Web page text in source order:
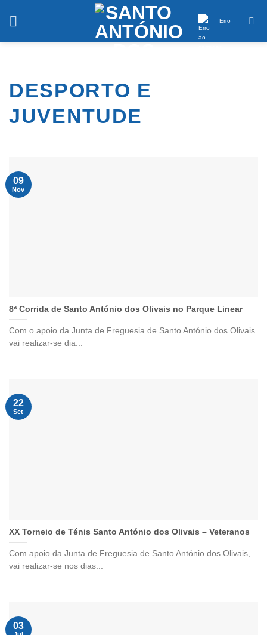
Erro
DESPORTO E
JUVENTUDE
8ª Corrida de Santo António dos Olivais no Parque Linear
Com o apoio da Junta de Freguesia de Santo António dos Olivais
vai realizar-se dia...
09
Nov
XX Torneio de Ténis Santo António dos Olivais – Veteranos
Com apoio da Junta de Freguesia de Santo António dos Olivais,
vai realizar-se nos dias...
22
Set
03